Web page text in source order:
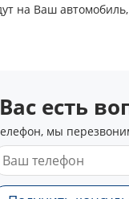
на Ваш
есть
мы